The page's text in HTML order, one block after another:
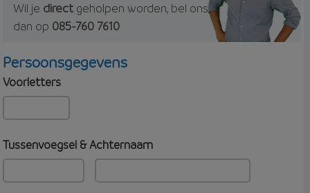
Wil je directgeholpen worden, bel ons
dan op 085-760 7610
Persoonsgegevens
Voorletters
Tussenvoegsel & Achternaam